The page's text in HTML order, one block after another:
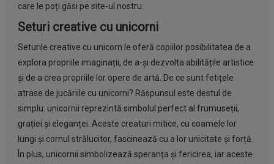
care le poți găsi pe site-ul nostru:
Seturi creative cu unicorni
Seturile creative cu unicorn le oferă copiilor posibilitatea de a
explora propriile imaginații, de a-și dezvolta abilitățile artistice
și de a crea propriile lor opere de artă. De ce sunt fetițele
atrase de jucăriile cu unicorni? Răspunsul este destul de
simplu: unicornii reprezintă simbolul perfect al frumuseții,
grației și eleganței. Aceste creaturi mitice, cu coamele lor
lungi și cornul strălucitor, fascinează cu a lor unicitate și forță.
În plus, unicornii simbolizează speranța și fericirea, iar aceste